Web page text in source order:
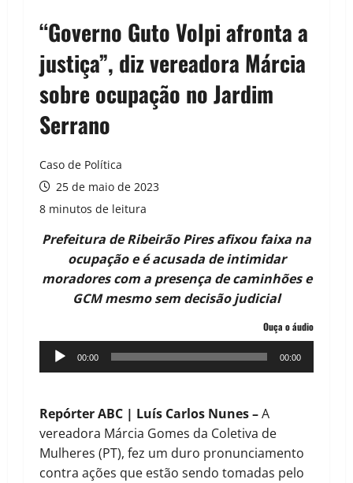
“Governo Guto Volpi afronta a
justiça”, diz vereadora Márcia
sobre ocupação no Jardim
Serrano
Caso de Política
25 de maio de 2023
8 minutos de leitura
Prefeitura de Ribeirão Pires afixou faixa na
ocupação e é acusada de intimidar
moradores com a presença de caminhões e
GCM mesmo sem decisão judicial
Ouça o áudio
Tocador
de
00:00 00:00
Repórter ABC | Luís Carlos Nunes –A
vereadora Márcia Gomes da Coletiva de
Mulheres (PT), fez um duro pronunciamento
contra ações que estão sendo tomadas pelo